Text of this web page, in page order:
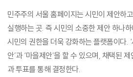
민주주의 서울 홈페이지는 시민이 제안하
실행하는 곳. 즉 시민의 소중한 제안 하나
시민의 권한을 더욱 강화하는 플랫폼이다. ‘
안’과 ‘마을제안’을 할 수 있으며, 채택된
과 투표를 통해 결정한다.